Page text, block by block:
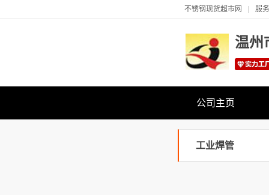
不锈钢现货超市网 服
温州
公司主页
工业焊管